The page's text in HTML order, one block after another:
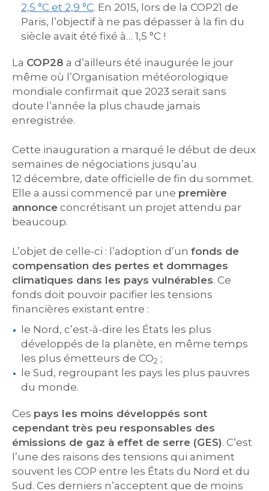
2,5 °C et 2,9 °C. En 2015, lors de la COP21 de
Paris, l’objectif à ne pas dépasser à la fin du
siècle avait été fixé à… 1,5 °C !
La COP28 a d’ailleurs été inaugurée le jour
même où l’Organisation météorologique
mondiale confirmait que 2023 serait sans
doute l’année la plus chaude jamais
enregistrée.
Cette inauguration a marqué le début de deux
semaines de négociations jusqu’au
12 décembre, date officielle de fin du sommet.
Elle a aussi commencé par une première
annonce concrétisant un projet attendu par
beaucoup.
L’objet de celle-ci : l’adoption d’un fonds de
compensation des pertes et dommages
climatiques dans les pays vulnérables. Ce
fonds doit pouvoir pacifier les tensions
financières existant entre :
le Nord, c’est-à-dire les États les plus
développés de la planète, en même temps
les plus émetteurs de CO2 ;
le Sud, regroupant les pays les plus pauvres
du monde.
Ces pays les moins développés sont
cependant très peu responsables des
émissions de gaz à effet de serre (GES). C’est
l’une des raisons des tensions qui animent
souvent les COP entre les États du Nord et du
Sud. Ces derniers n’acceptent que de moins